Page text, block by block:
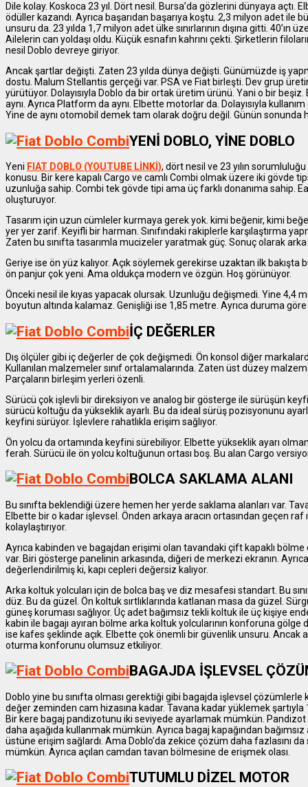
Dile kolay. Koskoca 23 yıl. Dört nesil. Bursa’da gözlerini dünyaya
ödüller kazandı. Ayrıca başarıdan başarıya koştu. 2,3 milyon adet ile
unsuru da. 23 yılda 1,7 milyon adet ülke sınırlarının dışına gitti. 40’ın
Ailelerin can yoldaşı oldu. Küçük esnafın kahrını çekti. Şirketlerin
nesil Doblo devreye giriyor.
Ancak şartlar değişti. Zaten 23 yılda dünya değişti. Günümüzde iş
dostu. Malum Stellantis gerçeği var. PSA ve Fiat birleşti. Dev grup
yürütüyor. Dolayısıyla Doblo da bir ortak üretim ürünü. Yani o bir
aynı. Ayrıca Platform da aynı. Elbette motorlar da. Dolayısıyla
Yine de aynı otomobil demek tam olarak doğru değil. Günün
YENİ DOBLO, YİNE DOBLO
Yeni FIAT DOBLO (YOUTUBE LİNKİ), dört nesil ve 23 yılın
konusu. Bir kere kapalı Cargo ve camlı Combi olmak üzere iki gövde
uzunluğa sahip. Combi tek gövde tipi ama üç farklı donanıma sahip.
oluşturuyor.
Tasarım için uzun cümleler kurmaya gerek yok. kimi beğenir, kimi
yer yer zarif. Keyifli bir harman. Sınıfındaki rakiplerle karşılaştırma
Zaten bu sınıfta tasarımla mucizeler yaratmak güç. Sonuç olarak arka
Geriye ise ön yüz kalıyor. Açık söylemek gerekirse uzaktan ilk bakışta
ön panjur çok yeni. Ama oldukça modern ve özgün. Hoş görünüyor.
Önceki nesil ile kıyas yapacak olursak. Uzunluğu değişmedi. Yine 4,4
boyutun altında kalamaz. Genişliği ise 1,85 metre. Ayrıca duruma
İÇ DEĞERLER
Dış ölçüler gibi iç değerler de çok değişmedi. Ön konsol diğer
Kullanılan malzemeler sınıf ortalamalarında. Zaten üst düzey
Parçaların birleşim yerleri özenli.
Sürücü çok işlevli bir direksiyon ve analog bir gösterge ile sürüşün
sürücü koltuğu da yükseklik ayarlı. Bu da ideal sürüş pozisyonunu
keyfini sürüyor. İşlevlere rahatlıkla erişim sağlıyor.
Ön yolcu da ortamında keyfini sürebiliyor. Elbette yükseklik ayarı
ferah. Sürücü ile ön yolcu koltuğunun ortası boş. Bu alan Cargo
BOLCA SAKLAMA ALANI
Bu sınıfta beklendiği üzere hemen her yerde saklama alanları var.
Elbette bir o kadar işlevsel. Önden arkaya aracın ortasından geçen raf
kolaylaştırıyor.
Ayrıca kabinden ve bagajdan erişimi olan tavandaki çift kapaklı
var. Biri gösterge panelinin arkasında, diğeri de merkezi ekranın.
değerlendirilmiş ki, kapı cepleri değersiz kalıyor.
Arka koltuk yolcuları için de bolca baş ve diz mesafesi standart. Bu
düz. Bu da güzel. Ön koltuk sırtlıklarında katlanan masa da güzel.
güneş koruması sağlıyor. Üç adet bağımsız tekli koltuk ile üç kişiye
kabin ile bagajı ayıran bölme arka koltuk yolcularının konforuna
ise kafes şeklinde açık. Elbette çok önemli bir güvenlik unsuru. Ancak
oturma konforunu olumsuz etkiliyor.
BAGAJDA İŞLEVSEL
Doblo yine bu sınıfta olması gerektiği gibi bagajda işlevsel çözümlerle
değer zeminden cam hizasına kadar. Tavana kadar yüklemek
Bir kere bagaj pandizotunu iki seviyede ayarlamak mümkün.
daha aşağıda kullanmak mümkün. Ayrıca bagaj kapağından
üstüne erişim sağlardı. Ama Doblo’da zekice çözüm daha fazlasını
mümkün. Ayrıca açılan camdan tavan bölmesine de erişmek olası.
TUTUMLU DİZEL MOTOR